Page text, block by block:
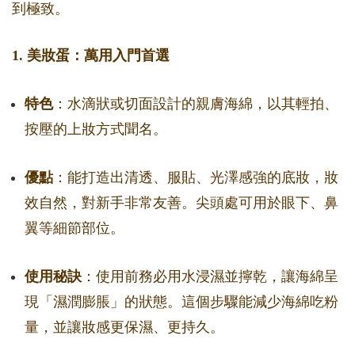
到極致。
1. 美妝蛋：萬用入門首選
特色：水滴狀或切面設計的親膚海綿，以其輕拍、
按壓的上妝方式聞名。
優點：能打造出清透、服貼、光澤感強的底妝，妝
效自然，對新手非常友善。尖頭處可用於眼下、鼻
翼等細節部位。
使用秘訣 ：使用前務必用水浸濕並擰乾，讓海綿呈
現「濕潤膨脹」的狀態。這個步驟能減少海綿吃粉
量，並讓妝感更保濕、更持久。